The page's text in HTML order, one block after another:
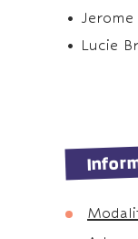
•
• Lucie